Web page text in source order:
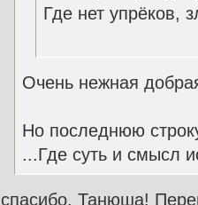
Где нет
Очень нежная
Но последнюю
...Где суть и смысл
спасибо, Танюша!